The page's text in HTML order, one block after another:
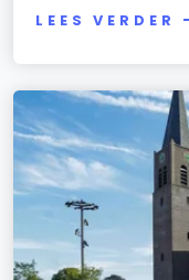
LEES VERDER